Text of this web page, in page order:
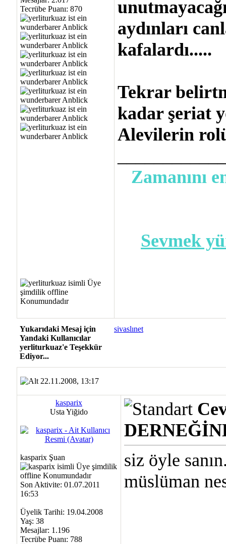
Tecrübe Puanı: 870
aydınları
kafalardı.....
Tekrar
kadar şeriat
Alevilerin
Zamanını
Sevmek
Yukarıdaki Mesaj için
Yandaki Kullanıcılar
yerliturkuaz'e Teşekkür
Ediyor...
sivaslınet
22.11.2008, 13:17
kasparix
Usta Yiğido
kasparix Şuan
Son Aktivite: 01.07.2011
16:53
Üyelik Tarihi: 19.04.2008
Yaş: 38
Mesajlar: 1.196
Tecrübe Puanı: 788
siz öyle
müslüman